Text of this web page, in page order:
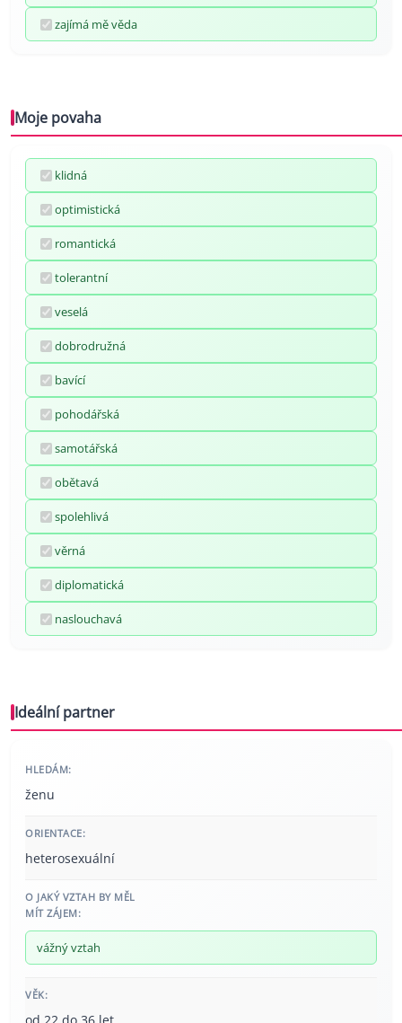
zajímá mě věda
Moje povaha
klidná
optimistická
romantická
tolerantní
veselá
dobrodružná
bavící
pohodářská
samotářská
obětavá
spolehlivá
věrná
diplomatická
naslouchavá
Ideální partner
HLEDÁM:
ženu
ORIENTACE:
heterosexuální
O JAKÝ VZTAH BY MĚL
MÍT ZÁJEM:
vážný vztah
VĚK: